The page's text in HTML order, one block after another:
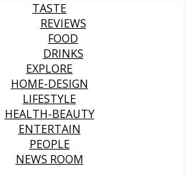
TASTE
REVIEWS
FOOD
DRINKS
EXPLORE
HOME-DESIGN
LIFESTYLE
HEALTH-BEAUTY
ENTERTAIN
PEOPLE
NEWS ROOM